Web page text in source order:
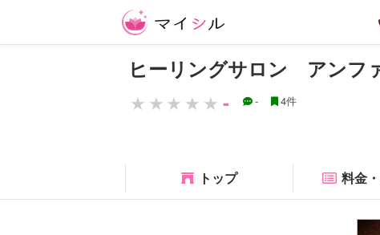
ヒーリングサロン アンフ
-
- 4件
トップ 料金